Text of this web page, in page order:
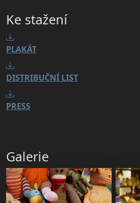
Ke stažení
PLAKÁT
DISTRIBUČNÍ LIST
PRESS
Galerie